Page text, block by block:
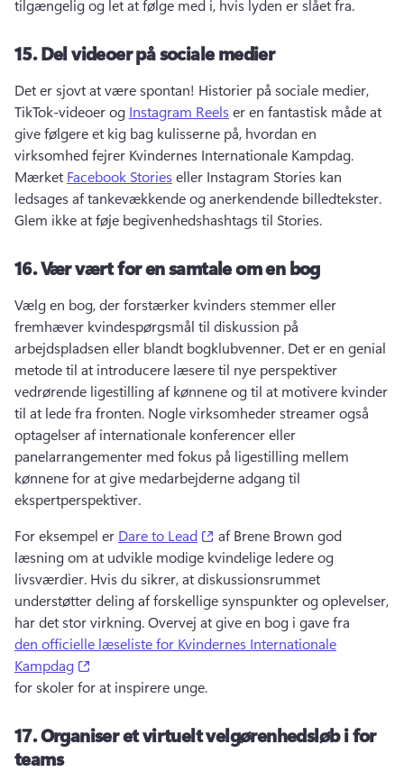
tilgængelig og let at følge med i, hvis lyden er slået fra.
15.Del videoer på sociale medier
Det er sjovt at være spontan! Historier på sociale medier,
TikTok-videoer og Instagram Reels er en fantastisk måde at
give følgere et kig bag kulisserne på, hvordan en
Mærket Facebook Stories eller Instagram Stories kan
Glem ikke at føje begivenhedshashtags til Stories.
16.Vær vært for en samtale om en bog
Vælg en bog, der forstærker kvinders stemmer eller
fremhæver kvindespørgsmål til diskussion på
arbejdspladsen eller blandt bogklubvenner. Det er en genial
metode til at introducere læsere til nye perspektiver
vedrørende ligestilling af kønnene og til at motivere kvinder
til at lede fra fronten. Nogle virksomheder streamer også
optagelser af internationale konferencer eller
panelarrangementer med fokus på ligestilling mellem
kønnene for at give medarbejderne adgang til
ekspertperspektiver.
For eksempel er Dare to Lead (opens in a new tab)
af Brene Brown god
læsning om at udvikle modige kvindelige ledere og
livsværdier. Hvis du sikrer, at diskussionsrummet
understøtter deling af forskellige synspunkter og oplevelser,
har det stor virkning. Overvej at give en bog i gave fra
den officielle læseliste for Kvindernes Internationale
Kampdag
for skoler for at inspirere unge.
17.Organiser et virtuelt velgørenhedsløb i for
teams